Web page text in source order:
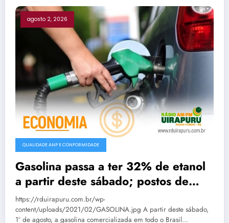
agosto 2, 2026
QUALIDADE ANP E CONFORMIDADE
Gasolina passa a ter 32% de etanol
a partir deste sábado; postos de
Passo Fundo já aguardam nova
composição
https://rduirapuru.com.br/wp-
content/uploads/2021/02/GASOLINA.jpg A partir deste sábado,
1º de agosto, a gasolina comercializada em todo o Brasil…